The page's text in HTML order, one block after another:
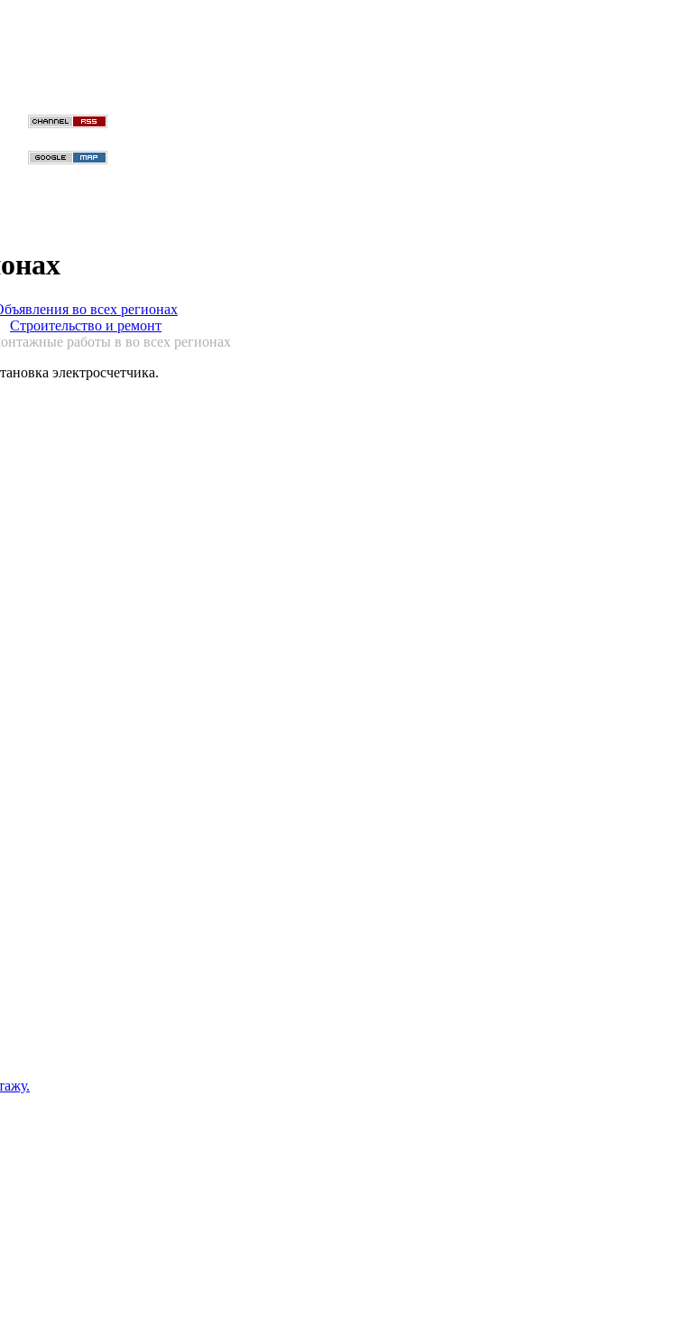
во всех регионах
Строительство и ремонт
работы в во всех регионах
электросчетчика.